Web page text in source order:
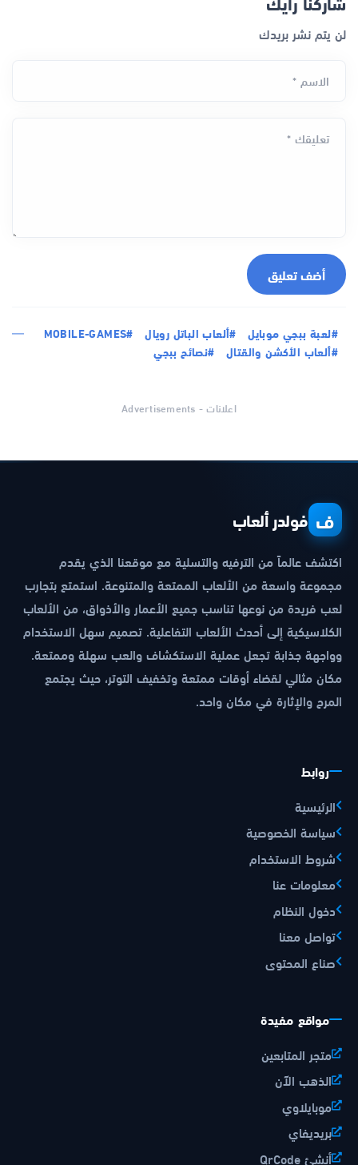
لن يتم نشر بريدك
الاسم *
تعليقك *
أضف تعليق
#لعبة ببجي موبايل #ألعاب الباتل رويال
#MOBILE-GAMES
#ألعاب الأكشن والقتال
#نصائح ببجي
اعلانات - Advertisements
ف فولدر ألعاب
اكتشف عالماً من الترفيه والتسلية مع موقعنا الذي يقدم
مجموعة واسعة من الألعاب الممتعة والمتنوعة. استمتع بتجارب
لعب فريدة من نوعها تناسب جميع الأعمار والأذواق، من الألعاب
الكلاسيكية إلى أحدث الألعاب التفاعلية. تصميم سهل الاستخدام
وواجهة جذابة تجعل عملية الاستكشاف والعب سهلة وممتعة.
مكان مثالي لقضاء أوقات ممتعة وتخفيف التوتر، حيث يجتمع
المرح والإثارة في مكان واحد.
روابط
الرئيسية
سياسة الخصوصية
شروط الاستخدام
معلومات عنا
دخول النظام
تواصل معنا
صناع المحتوى
مواقع مفيدة
متجر المتابعين
الذهب الآن
موبايلاوي
بريديفاي
أنشئ QrCode